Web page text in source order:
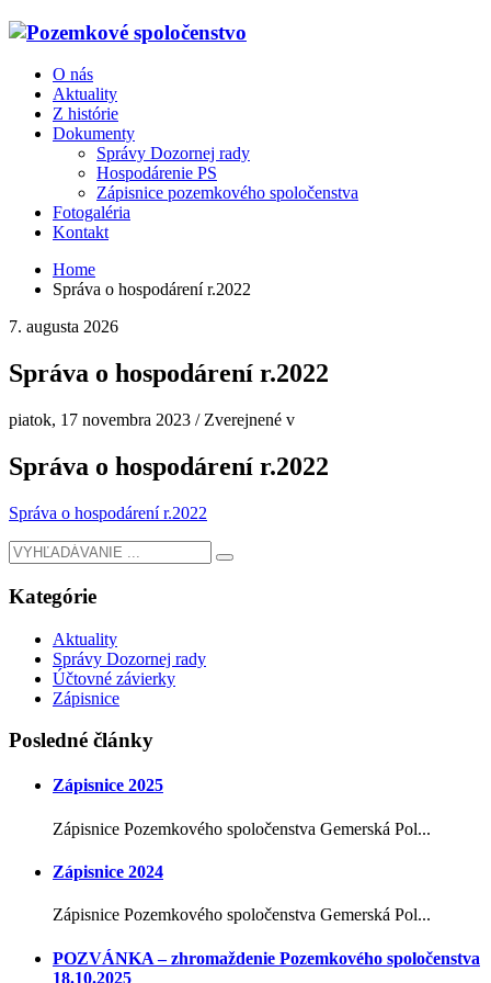
O nás
Aktuality
Z histórie
Dokumenty
Správy Dozornej rady
Hospodárenie PS
Zápisnice pozemkového spoločenstva
Fotogaléria
Kontakt
Home
Správa o hospodárení r.2022
7. augusta 2026
Správa o hospodárení r.2022
piatok, 17 novembra 2023 / Zverejnené v
Správa o hospodárení r.2022
Správa o hospodárení r.2022
Kategórie
Aktuality
Správy Dozornej rady
Účtovné závierky
Zápisnice
Posledné články
Zápisnice 2025
Zápisnice Pozemkového spoločenstva Gemerská Pol...
Zápisnice 2024
Zápisnice Pozemkového spoločenstva Gemerská Pol...
POZVÁNKA – zhromaždenie Pozemkového spoločenstva
18.10.2025